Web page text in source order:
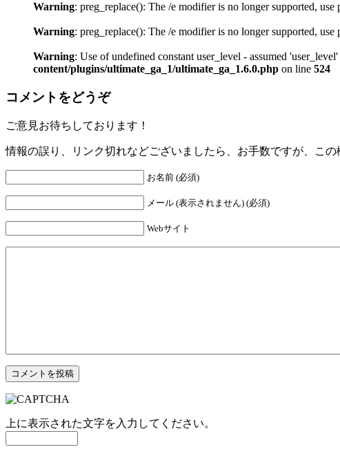
Warning: preg_replace(): The /e modifier is no longer supported, use
Warning: preg_replace(): The /e modifier is no longer supported, use
Warning: Use of undefined constant user_level - assumed
content/plugins/ultimate_ga_1/ultimate_ga_1.6.0.php on line 524
コメントをどうぞ
ご意見お待ちしております！
情報の誤り、リンク切れなどございましたら、お手数ですが、この
お名前 (必須)
メール (表示されません) (必須)
Webサイト
上に表示された文字を入力してください。